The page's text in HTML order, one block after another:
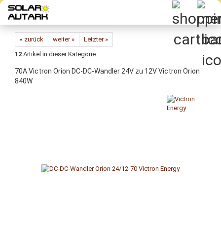
Direkt
zum
Hauptinhalt
« zurück weiter »
Letzter »
12 Artikel in dieser Kategorie
70A Victron Orion DC-DC-Wandler 24V zu 12V Victron Orion
840W